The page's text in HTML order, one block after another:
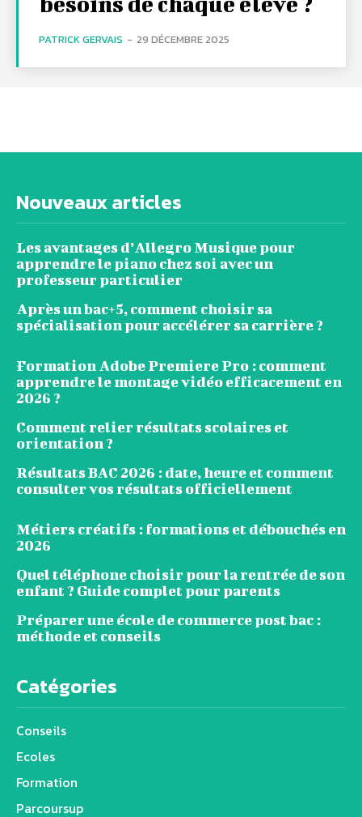
PATRICK GERVAIS - 29 DÉCEMBRE 2025
Nouveaux articles
Les avantages d’Allegro Musique pour
apprendre le piano chez soi avec un
professeur particulier
Après un bac+5, comment choisir sa
spécialisation pour accélérer sa carrière ?
Formation Adobe Premiere Pro : comment
apprendre le montage vidéo efficacement en
2026 ?
Comment relier résultats scolaires et
orientation ?
Résultats BAC 2026 : date, heure et comment
consulter vos résultats officiellement
Métiers créatifs : formations et débouchés en
2026
Quel téléphone choisir pour la rentrée de son
enfant ? Guide complet pour parents
Préparer une école de commerce post bac :
méthode et conseils
Catégories
Conseils
Ecoles
Formation
Parcoursup